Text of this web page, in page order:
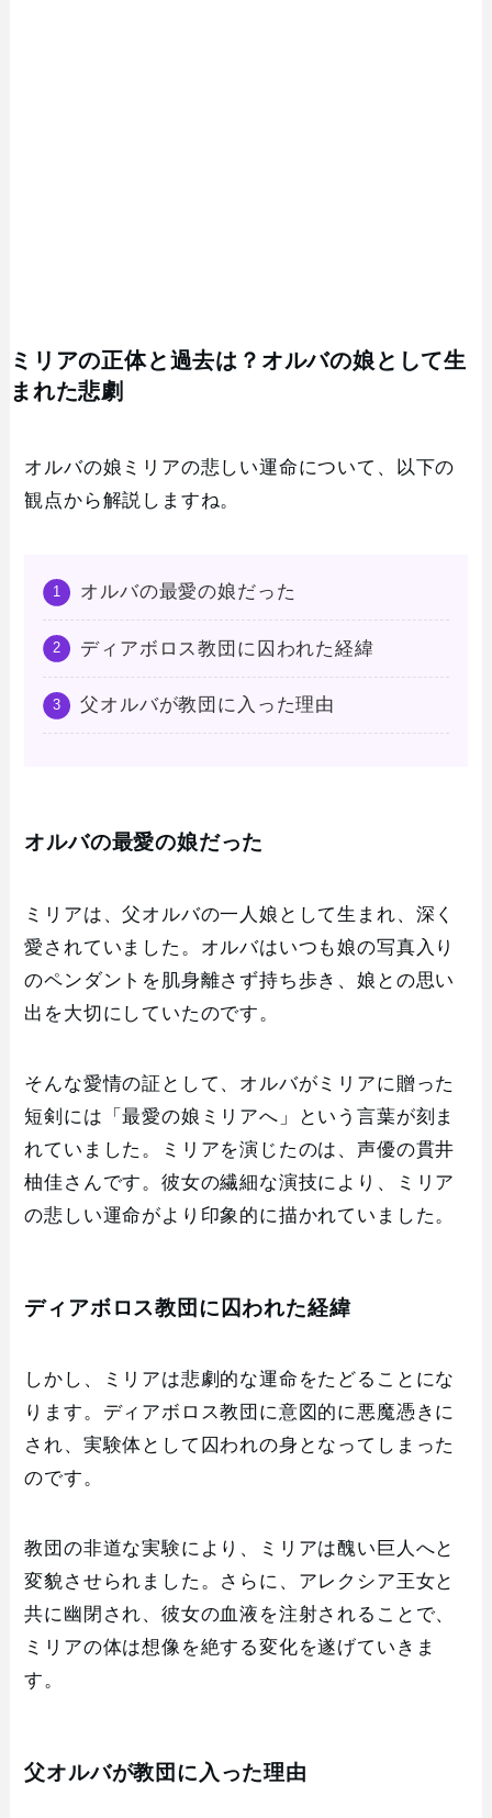
ミリアの正体と過去は？オルバの娘として生
まれた悲劇
オルバの娘ミリアの悲しい運命について、以下の
観点から解説しますね。
オルバの最愛の娘だった
ディアボロス教団に囚われた経緯
父オルバが教団に入った理由
オルバの最愛の娘だった
ミリアは、父オルバの一人娘として生まれ、深く
愛されていました。オルバはいつも娘の写真入り
のペンダントを肌身離さず持ち歩き、娘との思い
出を大切にしていたのです。
そんな愛情の証として、オルバがミリアに贈った
短剣には「最愛の娘ミリアへ」という言葉が刻ま
れていました。ミリアを演じたのは、声優の貫井
柚佳さんです。彼女の繊細な演技により、ミリア
の悲しい運命がより印象的に描かれていました。
ディアボロス教団に囚われた経緯
しかし、ミリアは悲劇的な運命をたどることにな
ります。ディアボロス教団に意図的に悪魔憑きに
され、実験体として囚われの身となってしまった
のです。
教団の非道な実験により、ミリアは醜い巨人へと
変貌させられました。さらに、アレクシア王女と
共に幽閉され、彼女の血液を注射されることで、
ミリアの体は想像を絶する変化を遂げていきま
す。
父オルバが教団に入った理由